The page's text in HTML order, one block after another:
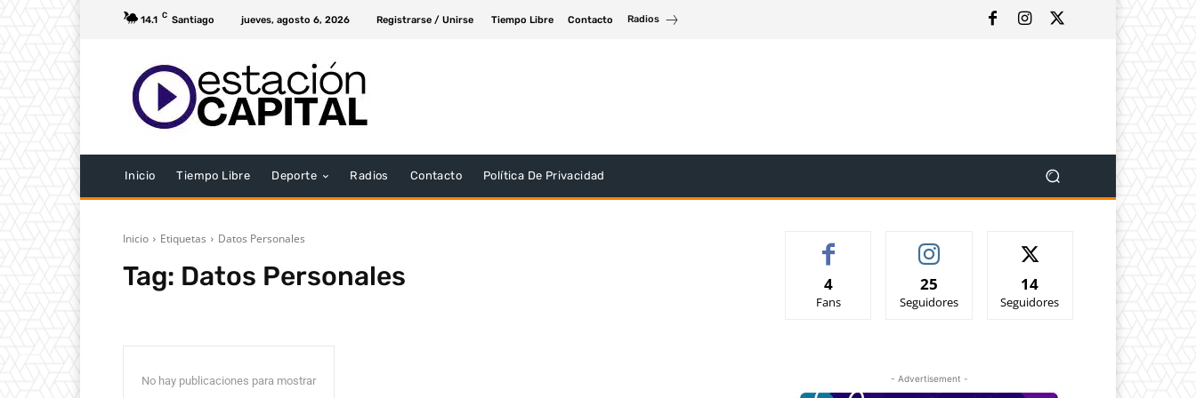
14.1 C Santiago jueves, agosto 6, 2026 Registrarse / Unirse Tiempo Libre Contacto Radios
Inicio Tiempo Libre Deporte Radios Contacto Política De Privacidad
Inicio Etiquetas Datos Personales
Tag: Datos Personales
No hay publicaciones para mostrar
4
Fans
25
Seguidores
14
Seguidores
- Advertisement -